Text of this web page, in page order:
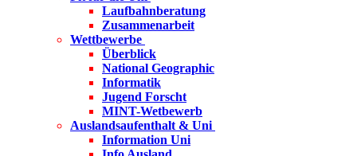
Laufbahnberatung
Zusammenarbeit
Wettbewerbe
Überblick
National Geographic
Informatik
Jugend Forscht
MINT-Wetbewerb
Auslandsaufenthalt & Uni
Information Uni